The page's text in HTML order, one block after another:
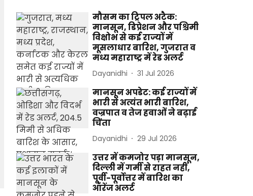
मौसम का ट्रिपल अटैक:
मानसून, डिप्रेशन और पश्चिमी
विक्षोभ से कई राज्यों में
मूसलाधार बारिश, गुजरात व
मध्य महाराष्ट्र में रेड अलर्ट
Dayanidhi 31 Jul 2026
मानसून अपडेट: कई राज्यों में
भारी से अत्यंत भारी बारिश,
वज्रपात व तेज हवाओं ने बढ़ाई
चिंता
Dayanidhi 29 Jul 2026
उत्तर में कमजोर पड़ा मानसून,
दिल्ली में गर्मी से राहत नहीं,
पूर्वी-पूर्वोत्तर में बारिश का
ऑरेंज अलर्ट